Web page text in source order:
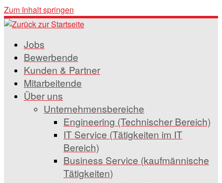
Zum Inhalt springen
Jobs
Bewerbende
Kunden & Partner
Mitarbeitende
Über uns
Unternehmensbereiche
Engineering (Technischer Bereich)
IT Service (Tätigkeiten im IT
Bereich)
Business Service (kaufmännische
Tätigkeiten)